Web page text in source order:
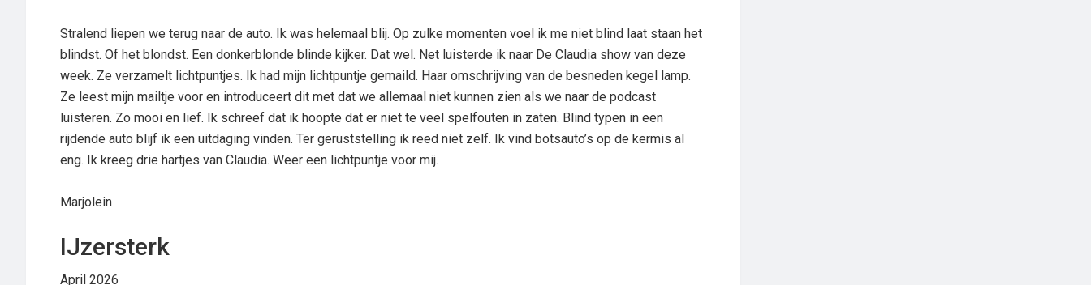
Stralend liepen we terug naar de auto. Ik was helemaal blij. Op zulke momenten voel ik me niet blind laat staan het
blindst. Of het blondst. Een donkerblonde blinde kijker. Dat wel. Net luisterde ik naar De Claudia show van deze
week. Ze verzamelt lichtpuntjes. Ik had mijn lichtpuntje gemaild. Haar omschrijving van de besneden kegel lamp.
Ze leest mijn mailtje voor en introduceert dit met dat we allemaal niet kunnen zien als we naar de podcast
luisteren. Zo mooi en lief. Ik schreef dat ik hoopte dat er niet te veel spelfouten in zaten. Blind typen in een
rijdende auto blijf ik een uitdaging vinden. Ter geruststelling ik reed niet zelf. Ik vind botsauto’s op de kermis al
eng. Ik kreeg drie hartjes van Claudia. Weer een lichtpuntje voor mij.
Marjolein
IJzersterk
April 2026